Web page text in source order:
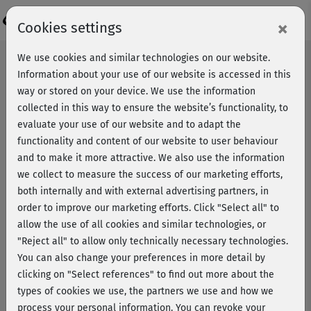
Step Workout mit Marcel Kuhn
Cookies settings ×
We use cookies and similar technologies on our website.
Information about your use of our website is accessed in this
way or stored on your device. We use the information
collected in this way to ensure the website’s functionality, to
evaluate your use of our website and to adapt the
functionality and content of our website to user behaviour
and to make it more attractive. We also use the information
we collect to measure the success of our marketing efforts,
both internally and with external advertising partners, in
order to improve our marketing efforts. Click "Select all" to
allow the use of all cookies and similar technologies, or
"Reject all" to allow only technically necessary technologies.
You can also change your preferences in more detail by
clicking on "Select references" to find out more about the
types of cookies we use, the partners we use and how we
process your personal information. You can revoke your